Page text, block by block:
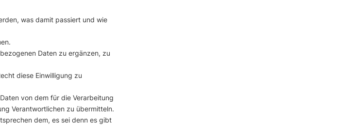
was damit passiert und wie
Daten zu ergänzen, zu
diese Einwilligung zu
von dem für die Verarbeitung
Verantwortlichen zu übermitteln.
dem, es sei denn es gibt